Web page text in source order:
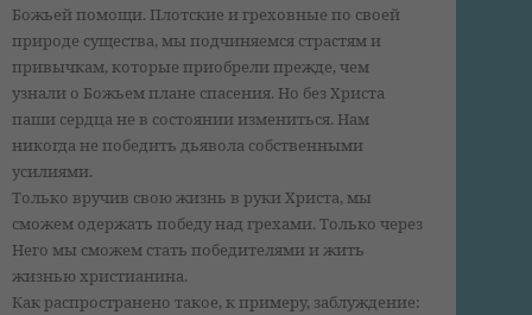
Божьей помощи. Плотские и греховные по своей
природе существа, мы подчиняемся страстям и
привычкам, которые приобрели прежде, чем
узнали о Божьем плане спасения. Но без Христа
паши сердца не в состоянии измениться. Нам
никогда не победить дьявола собственными
усилиями.
Только вручив свою жизнь в руки Христа, мы
сможем одержать победу над грехами. Только через
Него мы сможем стать победителями и жить
жизнью христианина.
Как распространено такое, к примеру, заблуждение: